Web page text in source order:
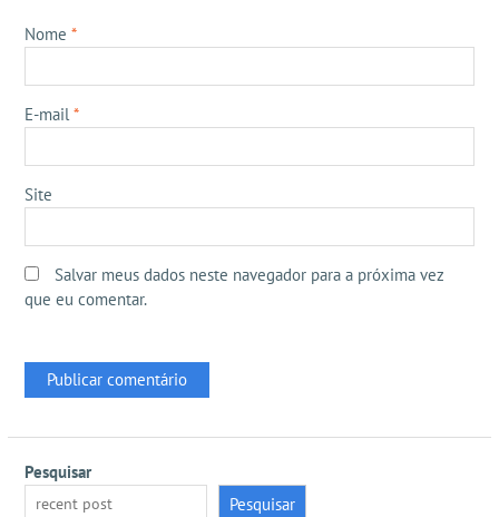
Nome *
E-mail*
Site
Salvar meus dados neste navegador para a próxima vez
que eu comentar.
Pesquisar
Pesquisar